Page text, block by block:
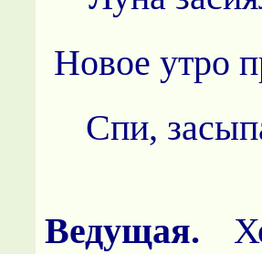
Новое утро
Спи,
Ведущая.